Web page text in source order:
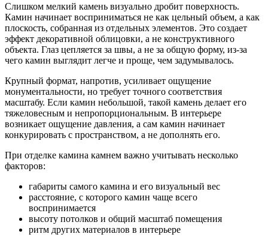
Слишком мелкий камень визуально дробит поверхность.
Камин начинает восприниматься не как цельный объем, а как
плоскость, собранная из отдельных элементов. Это создает
эффект декоративной облицовки, а не конструктивного
объекта. Глаз цепляется за швы, а не за общую форму, из-за
чего камин выглядит легче и проще, чем задумывалось.
Крупный формат, напротив, усиливает ощущение
монументальности, но требует точного соответствия
масштабу. Если камин небольшой, такой камень делает его
тяжеловесным и непропорциональным. В интерьере
возникает ощущение давления, а сам камин начинает
конкурировать с пространством, а не дополнять его.
При отделке камина камнем важно учитывать несколько
факторов:
габариты самого камина и его визуальный вес
расстояние, с которого камин чаще всего
воспринимается
высоту потолков и общий масштаб помещения
ритм других материалов в интерьере